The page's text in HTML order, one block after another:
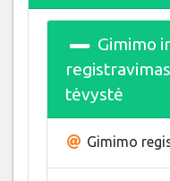
Gimimo
tėvystė
Gimimo